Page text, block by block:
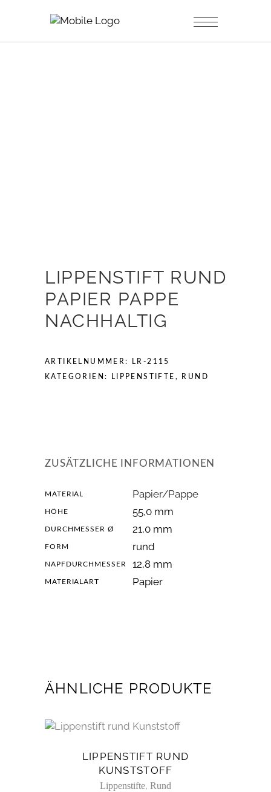
LIPPENSTIFT RUND
PAPIER PAPPE
NACHHALTIG
ARTIKELNUMMER: LR-2115
KATEGORIEN: LIPPENSTIFTE , RUND
ZUSÄTZLICHE INFORMATIONEN
MATERIAL Papier/Pappe
HÖHE 55,0 mm
DURCHMESSER Ø 21,0 mm
FORM rund
NAPFDURCHMESSER 12,8 mm
MATERIALART Papier
ÄHNLICHE PRODUKTE
LIPPENSTIFT RUND
KUNSTSTOFF
Lippenstifte, Rund